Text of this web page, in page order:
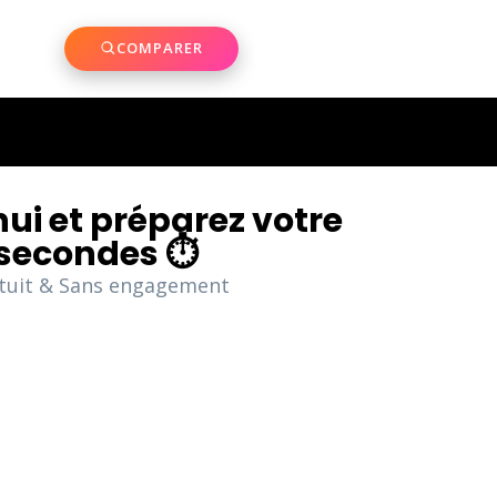
COMPARER
et préparez votre
⏱️
& Sans engagement